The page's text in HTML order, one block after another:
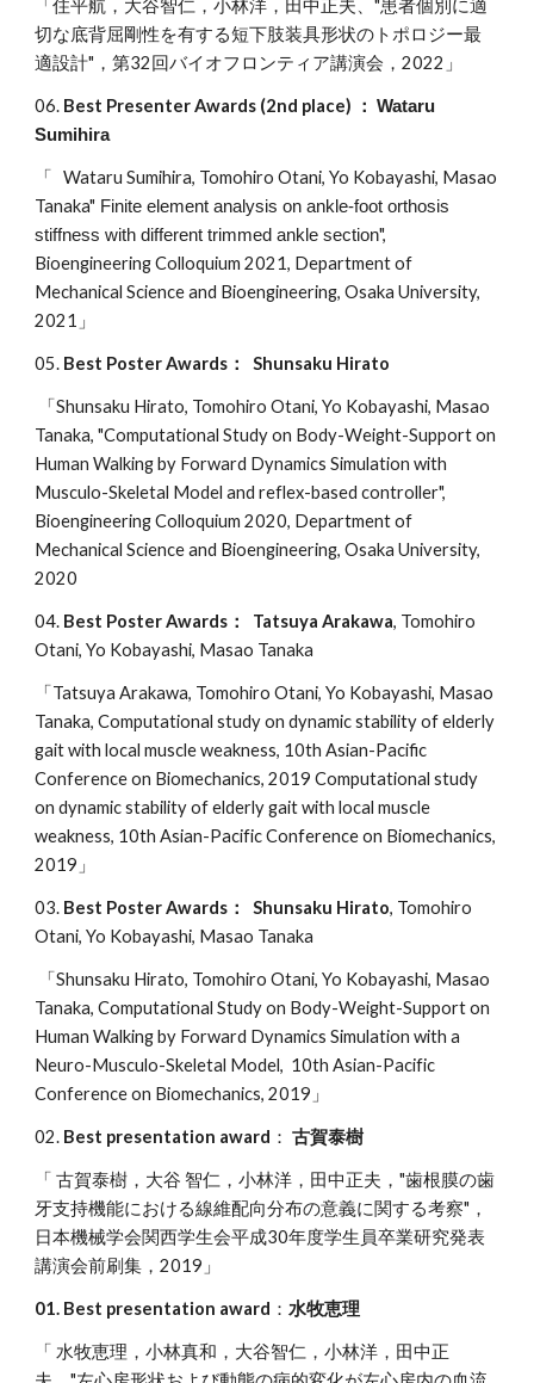
「住平航 ， 大谷智仁 ，小林洋 ， 田中正夫、"患者個別に適
切な底背屈剛性を有する短下肢装具形状のトポロジー最
適設計"，第32回バイオフロンティア講演会，2022」
06. Best PresenterAwards (2nd place) ： Wataru
Sumihira
「
Wataru Sumihira, Tomohiro Otani, Yo Kobayashi, Masao
Tanaka" Finite element analysis on ankle-foot orthosis
stiffness with different trimmed ankle section",
Bioengineering Colloquium 2021, Department of
Mechanical Science and Bioengineering, Osaka University,
2021」
05. Best Poster Awards ： Shunsaku Hirato
「Shunsaku Hirato, Tomohiro Otani, Yo Kobayashi, Masao
Tanaka,"Computational Study on Body-Weight-Support on
Human Walking by Forward Dynamics Simulation with
Musculo-Skeletal Model and reflex-based controller",
Bioengineering Colloquium 2020, Department of
Mechanical Science and Bioengineering, Osaka University,
2020
04. Best Poster Awards ： Tatsuya Arakawa, Tomohiro
Otani, Yo Kobayashi, Masao Tanaka
「Tatsuya Arakawa, Tomohiro Otani, Yo Kobayashi, Masao
Tanaka, Computational study on dynamic stability of elderly
gait with local muscle weakness, 10th Asian-Pacific
Conference on Biomechanics, 2019 Computational study
on dynamic stability of elderly gait with local muscle
weakness, 10th Asian-Pacific Conference on Biomechanics,
2019」
03. Best Poster Awards ： Shunsaku Hirato, Tomohiro
Otani, Yo Kobayashi, Masao Tanaka
「Shunsaku Hirato, Tomohiro Otani, Yo Kobayashi, Masao
Tanaka, Computational Study on Body-Weight-Support on
Human Walking by Forward Dynamics Simulation with a
Neuro-Musculo-Skeletal Model, 10th Asian-Pacific
Conference on Biomechanics, 2019」
02. Best presentation award ： 古賀泰樹
「 古賀泰樹，大谷 智仁，小林洋，田中正夫，"歯根膜の歯
牙支持機能における線維配向分布の意義に関する考察"，
日本機械学会関西学生会平成30年度学生員卒業研究発表
講演会前刷集，2019」
01. Best presentation award ：水牧恵理
「 水牧恵理，小林真和，大谷智仁，小林洋，田中正